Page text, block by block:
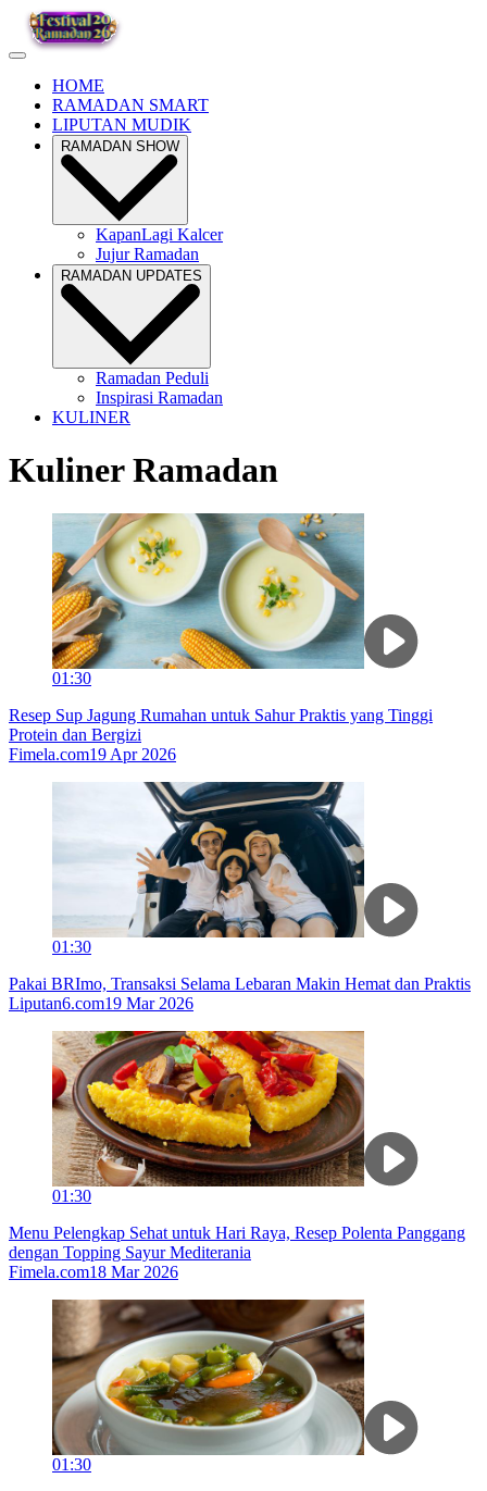
HOME
RAMADAN SMART
LIPUTAN MUDIK
RAMADAN SHOW
KapanLagi Kalcer
Jujur Ramadan
RAMADAN UPDATES
Ramadan Peduli
Inspirasi Ramadan
KULINER
Kuliner Ramadan
01:30
Resep Sup Jagung Rumahan untuk Sahur Praktis yang Tinggi
Protein dan Bergizi
Fimela.com19 Apr 2026
01:30
Pakai BRImo, Transaksi Selama Lebaran Makin Hemat dan Praktis
Liputan6.com19 Mar 2026
01:30
Menu Pelengkap Sehat untuk Hari Raya, Resep Polenta Panggang
dengan Topping Sayur Mediterania
Fimela.com18 Mar 2026
01:30